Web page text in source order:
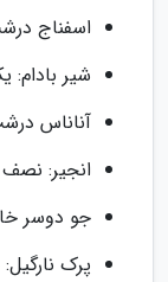
اسفناج
شیر بادام:
آناناس
انجیر:
جو دوسر
پرک